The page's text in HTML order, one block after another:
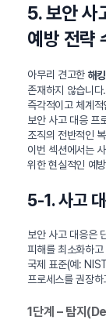
5. 보안 사
예방 전략
아무리 견고한 해
존재하지 않습니
즉각적이고 체계
보안 사고 대응 프
조직의 전반적인
이번 섹션에서는
위한 현실적인 예
5-1. 사고
보안 사고 대응은
피해를 최소화하
국제 표준(예:
프로세스를 권장
1단계 – 탐지